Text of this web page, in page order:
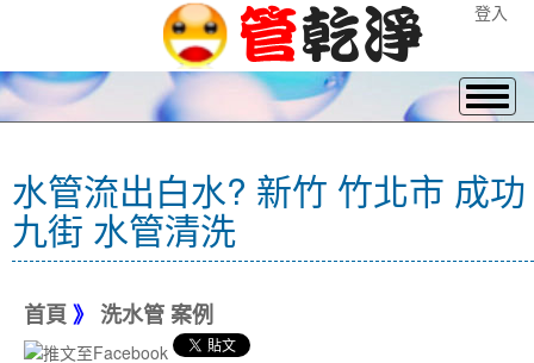
登入
水管流出白水? 新竹 竹北市 成功
九街 水管清洗
首頁 》 洗水管 案例